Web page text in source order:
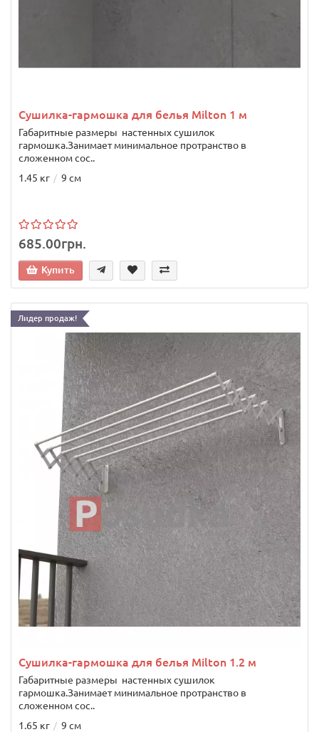
Сушилка-гармошка для белья Milton 1 м
Габаритные размеры настенных сушилок
гармошка.Занимает минимальное протранство в
сложенном сос..
1.45 кг
9 см
685.00грн.
Купить
Лидер продаж!
Сушилка-гармошка для белья Milton 1.2 м
Габаритные размеры настенных сушилок
гармошка.Занимает минимальное протранство в
сложенном сос..
1.65 кг
9 см